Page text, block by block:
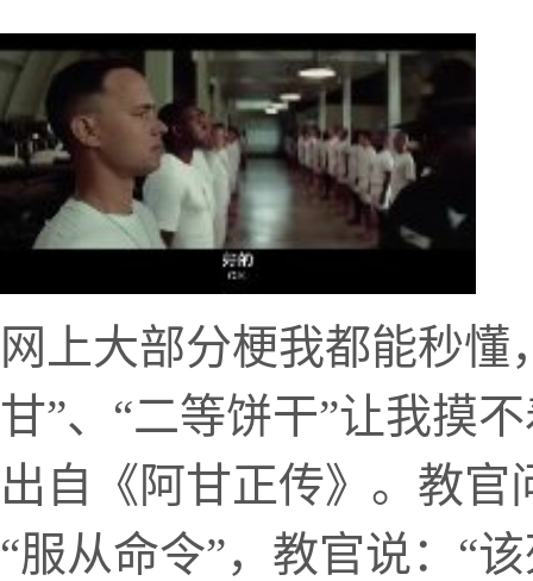
网上大部分梗我都能秒
甘”、“二等饼干”让我摸
出自《阿甘正传》。教
“服从命令”，教官说：“